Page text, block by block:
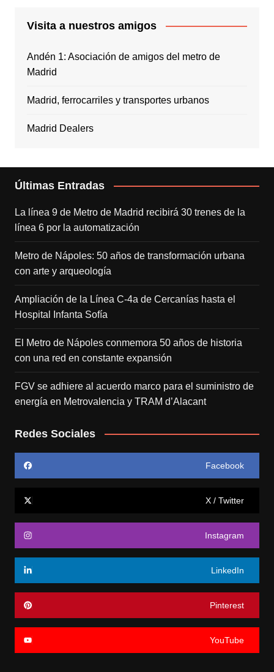
Visita a nuestros amigos
Andén 1: Asociación de amigos del metro de
Madrid
Madrid, ferrocarriles y transportes urbanos
Madrid Dealers
Últimas Entradas
La línea 9 de Metro de Madrid recibirá 30 trenes de la
línea 6 por la automatización
Metro de Nápoles: 50 años de transformación urbana
con arte y arqueología
Ampliación de la Línea C-4a de Cercanías hasta el
Hospital Infanta Sofía
El Metro de Nápoles conmemora 50 años de historia
con una red en constante expansión
FGV se adhiere al acuerdo marco para el suministro de
energía en Metrovalencia y TRAM d’Alacant
Redes Sociales
Facebook
X / Twitter
Instagram
LinkedIn
Pinterest
YouTube